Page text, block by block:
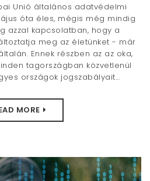
Unió általános adatvédelmi
óta éles, mégis még mindig
azzal kapcsolatban, hogy a
meg az életünket - már
Ennek részben az az oka,
tagországban közvetlenül
országok jogszabályait...
MORE